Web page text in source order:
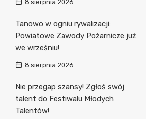
8 sierpnia 2026
Tanowo w ogniu rywalizacji:
Powiatowe Zawody Pożarnicze już
we wrześniu!
8 sierpnia 2026
Nie przegap szansy! Zgłoś swój
talent do Festiwalu Młodych
Talentów!